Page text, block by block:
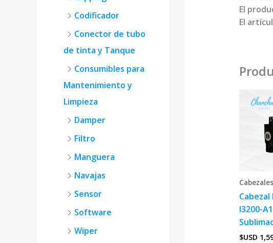
Codificador
Conector de tubo
de tinta y Tanque
Consumibles para
Mantenimiento y
Limpieza
Damper
Filtro
Manguera
Navajas
Sensor
Software
Wiper
El
El
Cabezales
Cabezal
I3200-A1
$USD